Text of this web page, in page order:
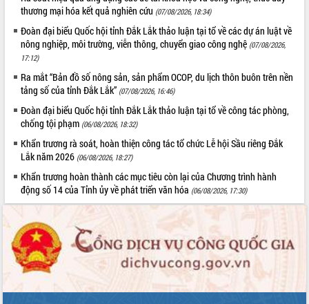
UBND tỉnh họp báo định kỳ tháng 4
năm 2026
Hội thảo khoa học “Giải pháp thúc đẩy
phát triển nền kinh tế xanh tại tỉnh
Đắk Lắk”
Tăng cường giám sát, đôn đốc thực
hiện nhiệm vụ quản lý tài sản công
hàng tuần
công tác cải cách thủ tục hành chính
tại Trung tâm Phục vụ hành chính
công tỉnh
Đắk Lắk: Tôn vinh 46 giải pháp tại Hội
thi Sáng tạo Kỹ thuật 2024 - 2025
Đắk Lắk rà soát, điều chỉnh Đề án 190
về phát triển nuôi trồng thủy sản
Phó Chủ tịch UBND tỉnh Đắk Lắk
Trương Công Thái kiểm tra thực địa
Dự án cao tốc Khánh Hòa - Buôn Ma
Thuột
thương mại hóa kết quả nghiên cứu (07/08/2026, 18:34)
Đoàn đại biểu Quốc hội tỉnh Đắk Lắk thảo luận tại tổ về các dự án luật về
nông nghiệp, môi trường, viễn thông, chuyển giao công nghệ (07/08/2026,
17:12)
Ra mắt “Bản đồ số nông sản, sản phẩm OCOP, du lịch thôn buôn trên nền
tảng số của tỉnh Đắk Lắk” (07/08/2026, 16:46)
Đoàn đại biểu Quốc hội tỉnh Đắk Lắk thảo luận tại tổ về công tác phòng,
chống tội phạm (06/08/2026, 18:32)
Khẩn trương rà soát, hoàn thiện công tác tổ chức Lễ hội Sầu riêng Đắk
Lắk năm 2026 (06/08/2026, 18:27)
Khẩn trương hoàn thành các mục tiêu còn lại của Chương trình hành
động số 14 của Tỉnh ủy về phát triển văn hóa (06/08/2026, 17:30)